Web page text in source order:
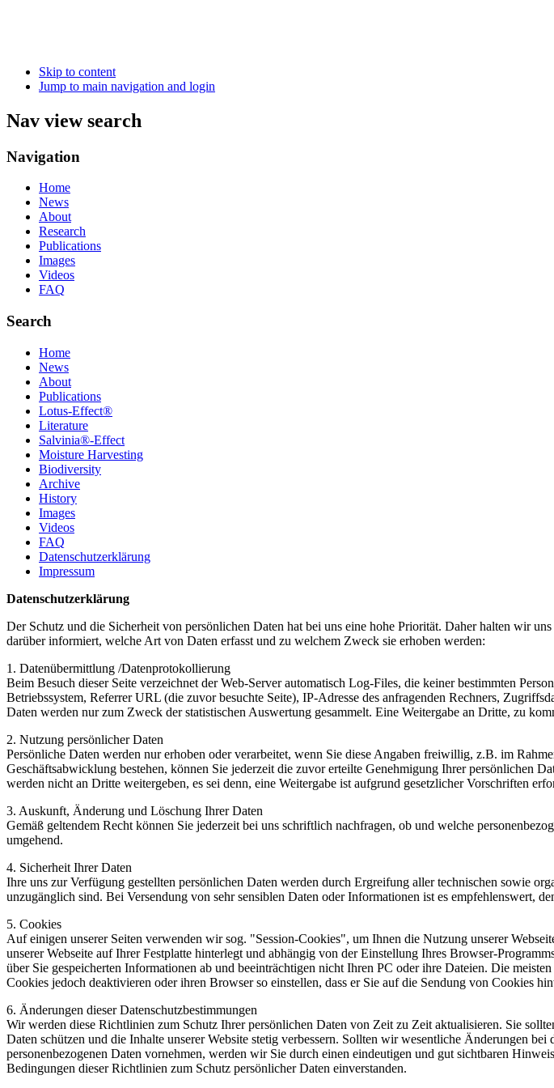
Skip to content
Jump to main navigation and login
Nav view search
Navigation
Home
News
About
Research
Publications
Images
Videos
FAQ
Search
Home
News
About
Publications
Lotus-Effect®
Literature
Salvinia®-Effect
Moisture Harvesting
Biodiversity
Archive
History
Images
Videos
FAQ
Datenschutzerklärung
Impressum
Datenschutzerklärung
Der Schutz und die Sicherheit von persönlichen Daten hat bei uns eine hohe Priorität. Daher halten wir
darüber informiert, welche Art von Daten erfasst und zu welchem Zweck sie erhoben werden:
1. Datenübermittlung /Datenprotokollierung
Beim Besuch dieser Seite verzeichnet der Web-Server automatisch Log-Files, die keiner bestimmten
Betriebssystem, Referrer URL (die zuvor besuchte Seite), IP-Adresse des anfragenden Rechners,
Daten werden nur zum Zweck der statistischen Auswertung gesammelt. Eine Weitergabe an Dritte, zu
2. Nutzung persönlicher Daten
Persönliche Daten werden nur erhoben oder verarbeitet, wenn Sie diese Angaben freiwillig, z.B. im
Geschäftsabwicklung bestehen, können Sie jederzeit die zuvor erteilte Genehmigung Ihrer
werden nicht an Dritte weitergeben, es sei denn, eine Weitergabe ist aufgrund gesetzlicher Vorschriften
3. Auskunft, Änderung und Löschung Ihrer Daten
Gemäß geltendem Recht können Sie jederzeit bei uns schriftlich nachfragen, ob und welche
umgehend.
4. Sicherheit Ihrer Daten
Ihre uns zur Verfügung gestellten persönlichen Daten werden durch Ergreifung aller technischen sowie
unzugänglich sind. Bei Versendung von sehr sensiblen Daten oder Informationen ist es empfehlenswert,
5. Cookies
Auf einigen unserer Seiten verwenden wir sog. "Session-Cookies", um Ihnen die Nutzung unserer
unserer Webseite auf Ihrer Festplatte hinterlegt und abhängig von der Einstellung Ihres Browser-
über Sie gespeicherten Informationen ab und beeinträchtigen nicht Ihren PC oder ihre Dateien. Die
Cookies jedoch deaktivieren oder ihren Browser so einstellen, dass er Sie auf die Sendung von Cookies
6. Änderungen dieser Datenschutzbestimmungen
Wir werden diese Richtlinien zum Schutz Ihrer persönlichen Daten von Zeit zu Zeit aktualisieren. Sie
Daten schützen und die Inhalte unserer Website stetig verbessern. Sollten wir wesentliche Änderungen
personenbezogenen Daten vornehmen, werden wir Sie durch einen eindeutigen und gut sichtbaren
Bedingungen dieser Richtlinien zum Schutz persönlicher Daten einverstanden.